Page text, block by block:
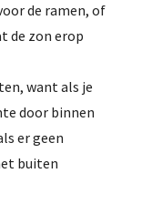
de ramen, of
de zon erop
want als je
door binnen
er geen
buiten